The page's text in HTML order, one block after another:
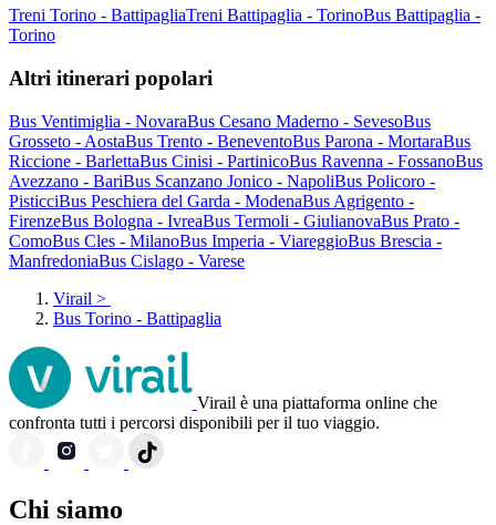
Treni Torino - BattipagliaTreni Battipaglia - TorinoBus Battipaglia -
Torino
Altri itinerari popolari
Bus Ventimiglia - NovaraBus Cesano Maderno - SevesoBus
Grosseto - AostaBus Trento - BeneventoBus Parona - MortaraBus
Riccione - BarlettaBus Cinisi - PartinicoBus Ravenna - FossanoBus
Avezzano - BariBus Scanzano Jonico - NapoliBus Policoro -
PisticciBus Peschiera del Garda - ModenaBus Agrigento -
FirenzeBus Bologna - IvreaBus Termoli - GiulianovaBus Prato -
ComoBus Cles - MilanoBus Imperia - ViareggioBus Brescia -
ManfredoniaBus Cislago - Varese
Virail >
Bus Torino - Battipaglia
Virail è una piattaforma online che
confronta tutti i percorsi disponibili per il tuo viaggio.
Chi siamo